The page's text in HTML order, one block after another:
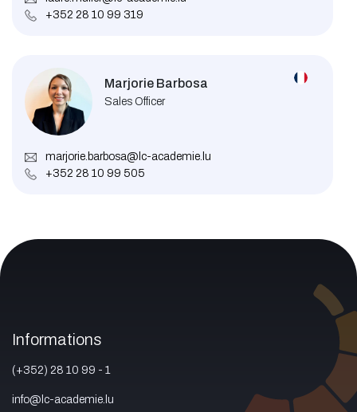
+352 28 10 99 319
Marjorie Barbosa
Sales Officer
marjorie.barbosa@lc-academie.lu
+352 28 10 99 505
Informations
(+352) 28 10 99 - 1
info@lc-academie.lu